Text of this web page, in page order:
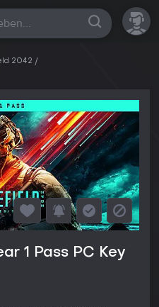
2042
1 Pass PC Key